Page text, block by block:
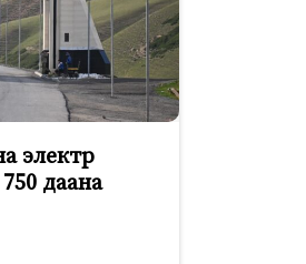
электр
даана